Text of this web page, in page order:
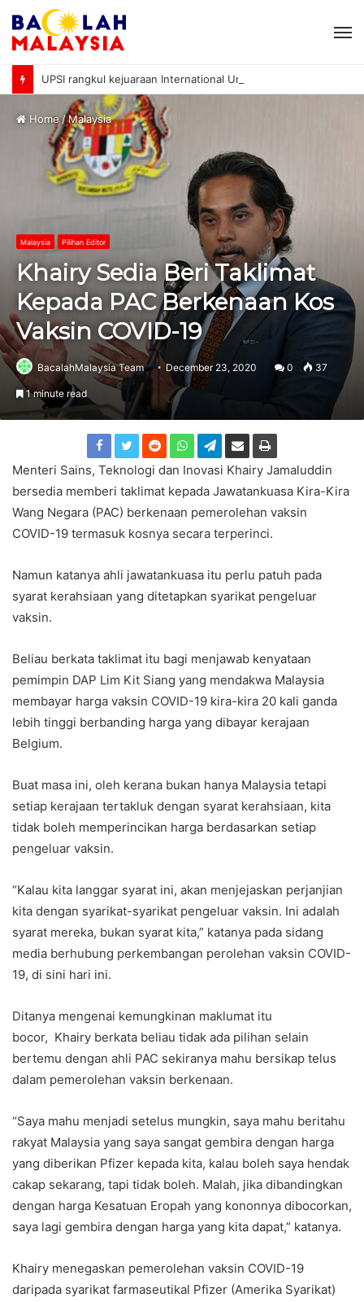
Home/Malaysia
Malaysia Pilihan Editor
Khairy Sedia Beri Taklimat
Kepada PAC Berkenaan Kos
Vaksin COVID-19
BacalahMalaysia Team December 23, 2020 0 37
1 minute read
Menteri Sains, Teknologi dan Inovasi Khairy Jamaluddin
bersedia memberi taklimat kepada Jawatankuasa Kira-Kira
Wang Negara (PAC) berkenaan pemerolehan vaksin
COVID-19 termasuk kosnya secara terperinci.
Namun katanya ahli jawatankuasa itu perlu patuh pada
syarat kerahsiaan yang ditetapkan syarikat pengeluar
vaksin.
Beliau berkata taklimat itu bagi menjawab kenyataan
pemimpin DAP Lim Kit Siang yang mendakwa Malaysia
membayar harga vaksin COVID-19 kira-kira 20 kali ganda
lebih tinggi berbanding harga yang dibayar kerajaan
Belgium.
Buat masa ini, oleh kerana bukan hanya Malaysia tetapi
setiap kerajaan tertakluk dengan syarat kerahsiaan, kita
tidak boleh memperincikan harga berdasarkan setiap
pengeluar vaksin.
“Kalau kita langgar syarat ini, akan menjejaskan perjanjian
kita dengan syarikat-syarikat pengeluar vaksin. Ini adalah
syarat mereka, bukan syarat kita,” katanya pada sidang
media berhubung perkembangan perolehan vaksin COVID-
19, di sini hari ini.
Ditanya mengenai kemungkinan maklumat itu
bocor, Khairy berkata beliau tidak ada pilihan selain
bertemu dengan ahli PAC sekiranya mahu bersikap telus
dalam pemerolehan vaksin berkenaan.
“Saya mahu menjadi setelus mungkin, saya mahu beritahu
rakyat Malaysia yang saya sangat gembira dengan harga
yang diberikan Pfizer kepada kita, kalau boleh saya hendak
cakap sekarang, tapi tidak boleh. Malah, jika dibandingkan
dengan harga Kesatuan Eropah yang kononnya dibocorkan,
saya lagi gembira dengan harga yang kita dapat,” katanya.
Khairy menegaskan pemerolehan vaksin COVID-19
daripada syarikat farmaseutikal Pfizer (Amerika Syarikat)